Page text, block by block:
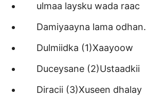
ulmaa laysku wada raac
Damiyaayna lama odhan.
Dulmiidka (1)Xaayoow
Duceysane (2)Ustaadkii
Diracii (3)Xuseen dhalay